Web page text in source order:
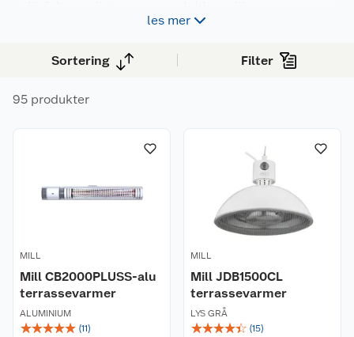
behov. Produktene er enkle å bruke og passer
godt både til fast oppvarming og som ekstra
varmekilde når kulda setter inn. Du finner flere
størrelser og effektnivåer – med eller uten
les mer
Sortering Filter
95 produkter
MILL
Mill CB2000PLUSS-alu
terrassevarmer
ALUMINIUM
☆☆☆☆☆ (11)
MILL
Mill JDB1500CL
terrassevarmer
LYS GRÅ
☆☆☆☆☆ (15)